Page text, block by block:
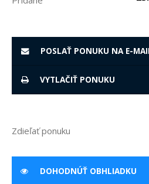
POSLAŤ PONUKU NA E-
VYTLAČIŤ PONUKU
Zdieľať ponuku
DOHODNÚŤ OBHLIADKU